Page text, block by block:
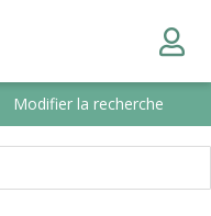
Modifier la recherche